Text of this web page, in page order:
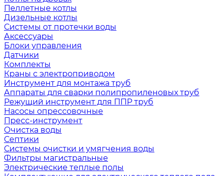
Пеллетные котлы
Дизельные котлы
Системы от протечки воды
Аксессуары
Блоки управления
Датчики
Комплекты
Краны с электроприводом
Инструмент для монтажа труб
Аппараты для сварки полипропиленовых труб
Режущий инструмент для ППР труб
Насосы опрессовочные
Пресс-инструмент
Очистка воды
Септики
Системы очистки и умягчения воды
Фильтры магистральные
Электрические теплые полы